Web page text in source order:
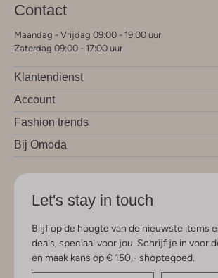
Contact
Maandag - Vrijdag 09:00 - 19:00 uur
Zaterdag 09:00 - 17:00 uur
Klantendienst
Account
Fashion trends
Bij Omoda
Let's stay in touch
Blijf op de hoogte van de nieuwste items
deals, speciaal voor jou. Schrijf je in voor
en maak kans op € 150,- shoptegoed.